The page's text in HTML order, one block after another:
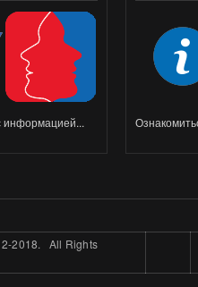
информацией...
2018. All Rights